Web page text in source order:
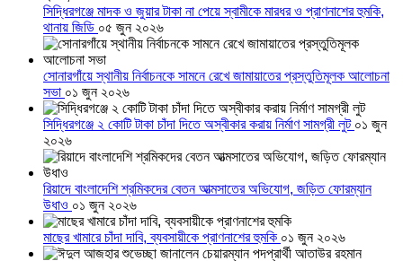
সিদ্ধিরগঞ্জে মাদক ও জুয়ার টাকা না পেয়ে স্বামীকে মারধর ও প্রাণনাশের হুমকি,
থানায় জিডি ০৫ জুন ২০২৬
সোনারগাঁয়ে স্থানীয় নির্বাচনকে সামনে রেখে জামায়াতের প্রস্তুতিমূলক আলোচনা
সভা ০১ জুন ২০২৬
সিদ্ধিরগঞ্জে ২ কোটি টাকা চাঁদা দিতে অস্বীকার করায় নির্মাণ সামগ্রী লুট ০১ জুন
২০২৬
রিয়াদে বাংলাদেশি শ্রমিকদের বেতন আত্মসাতের অভিযোগ, জড়িত ফোরম্যান
উধাও ০১ জুন ২০২৬
মাছের খামারে চাঁদা দাবি, ব্যবসায়ীকে প্রাণনাশের হুমকি ০১ জুন ২০২৬